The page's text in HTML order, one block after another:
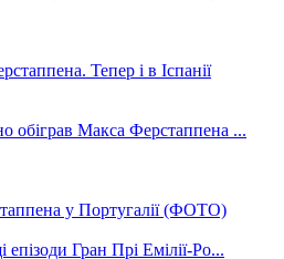
Тепер і в Іспанії
у Португалії (ФОТО)